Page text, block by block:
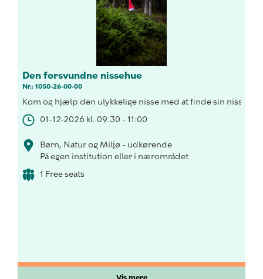
Den forsvundne nissehue
Nr.: 1050-26-00-00
Kom og hjælp den ulykkelige nisse med at finde sin nissehue
01-12-2026 kl. 09:30 - 11:00
Børn, Natur og Miljø - udkørende
På egen institution eller i nærområdet
1 Free seats